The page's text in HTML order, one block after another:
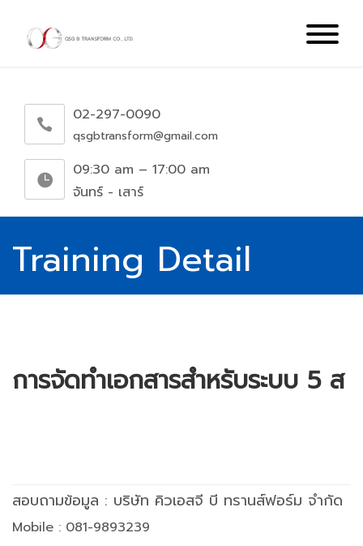
02-297-0090
qsgbtransform@gmail.com
09:30 am – 17:00 am
จันทร์ - เสาร์
Training Detail
การจัดทำเอกสารสำหรับระบบ 5 ส
สอบถามข้อมูล : บริษัท คิวเอสจี บี ทรานส์ฟอร์ม จำกัด
Mobile : 081-9893239